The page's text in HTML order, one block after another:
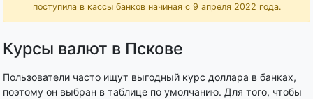
поступила в кассы банков начиная с 9 апреля 2022 года.
Курсы валют в Пскове
Пользователи часто ищут выгодный курс доллара в банках,
поэтому он выбран в таблице по умолчанию. Для того, чтобы